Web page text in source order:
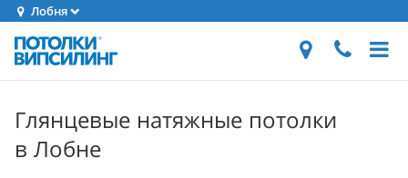
Лобня
Глянцевые натяжные потолки
в Лобне